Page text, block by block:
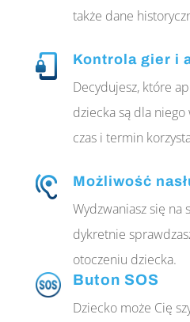
także dane
Kontrola gier i
Decydujesz, które
dziecka są dla niego
czas i termin
Możliwość
Wydzwaniasz się na
dykretnie
otoczeniu dziecka.
Buton SOS
Dziecko może Cię